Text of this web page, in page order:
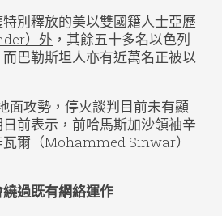
別釋放的美以雙國籍人士亞歷
）外 ，其餘五十多名以色列
巴勒斯坦人亦有近萬名正被以
面攻勢，停火談判目前未有顯
前表示，前哈馬斯加沙領袖辛
爾（Mohammed Sinwar）
過既有網絡運作